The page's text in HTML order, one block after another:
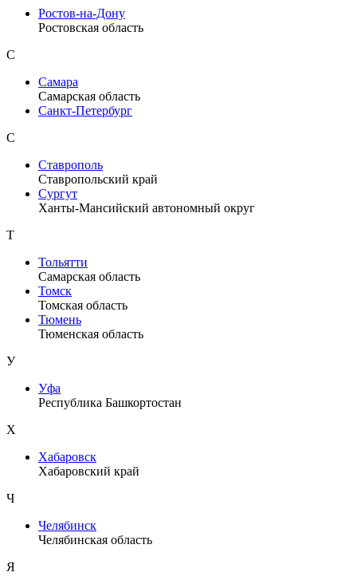
Ростов-на-Дону
Ростовская область
С
Самара
Самарская область
Санкт-Петербург
С
Ставрополь
Ставропольский край
Сургут
Ханты-Мансийский автономный округ
Т
Тольятти
Самарская область
Томск
Томская область
Тюмень
Тюменская область
У
Уфа
Республика Башкортостан
Х
Хабаровск
Хабаровский край
Ч
Челябинск
Челябинская область
Я